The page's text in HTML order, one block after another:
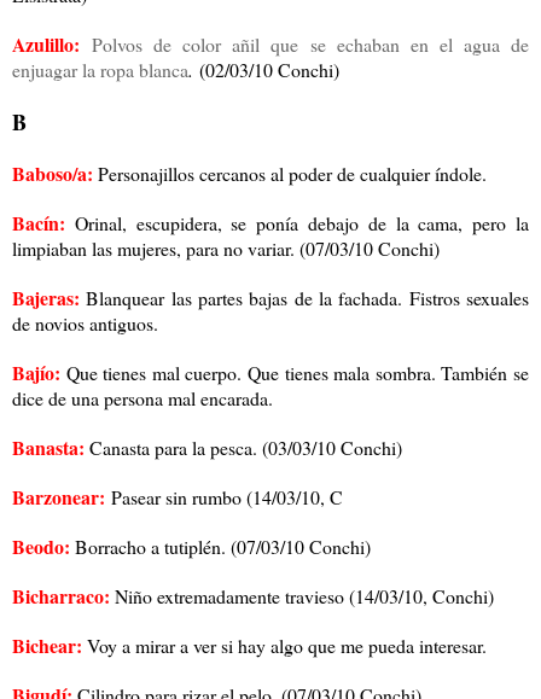
Azulillo: Polvos de color añil que se echaban en el agua de
enjuagar la ropa blanca. (02/03/10 Conchi)
B
Baboso/a: Personajillos cercanos al poder de cualquier índole.
Bacín: Orinal, escupidera, se ponía debajo de la cama, pero la
limpiaban las mujeres, para no variar. (07/03/10 Conchi)
Bajeras:Blanquear las partes bajas de la fachada. Fistros sexuales
de novios antiguos.
Bajío: Que tienes mal cuerpo. Que tienes mala sombra. También se
dice de una persona mal encarada.
Banasta: Canasta para la pesca. (03/03/10 Conchi)
Barzonear: Pasear sin rumbo (14/03/10, C
Beodo: Borracho a tutiplén. (07/03/10 Conchi)
Bicharraco: Niño extremadamente travieso (14/03/10, Conchi)
Bichear: Voy a mirar a ver si hay algo que me pueda interesar.